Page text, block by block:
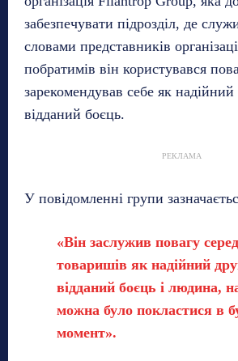
забезпечувати підрозділ, де
словами представників
побратимів він користувався
зарекомендував себе як
відданий боєць.
РЕКЛАМА
У повідомленні групи
«Він заслужив повагу
товаришів як надійний
відданий боєць і людина,
можна було покластися в
момент».